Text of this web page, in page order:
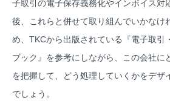
子取引の電子保存義務化やインボイス対
後、これらと併せて取り組んでいかなけ
め、TKCから出版されている『電子取引
ブック』を参考にしながら、この会社に
を把握して、どう処理していくかをデザ
でしょう。